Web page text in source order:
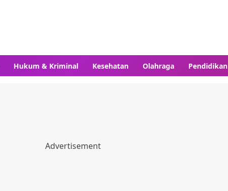
Hukum & Kriminal Kesehatan Olahraga Pendidikan